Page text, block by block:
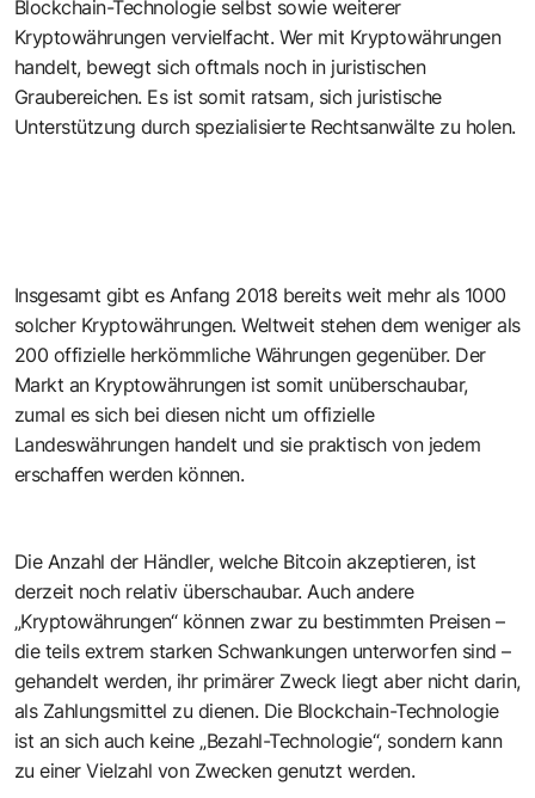
Blockchain-Technologie selbst sowie weiterer
Kryptowährungen vervielfacht. Wer mit Kryptowährungen
handelt, bewegt sich oftmals noch in juristischen
Graubereichen. Es ist somit ratsam, sich juristische
Unterstützung durch spezialisierte Rechtsanwälte zu holen.
Insgesamt gibt es Anfang 2018 bereits weit mehr als 1000
solcher Kryptowährungen. Weltweit stehen dem weniger als
200 offizielle herkömmliche Währungen gegenüber. Der
Markt an Kryptowährungen ist somit unüberschaubar,
zumal es sich bei diesen nicht um offizielle
Landeswährungen handelt und sie praktisch von jedem
erschaffen werden können.
Die Anzahl der Händler, welche Bitcoin akzeptieren, ist
derzeit noch relativ überschaubar. Auch andere
„Kryptowährungen“ können zwar zu bestimmten Preisen –
die teils extrem starken Schwankungen unterworfen sind –
gehandelt werden, ihr primärer Zweck liegt aber nicht darin,
als Zahlungsmittel zu dienen. Die Blockchain-Technologie
ist an sich auch keine „Bezahl-Technologie“, sondern kann
zu einer Vielzahl von Zwecken genutzt werden.